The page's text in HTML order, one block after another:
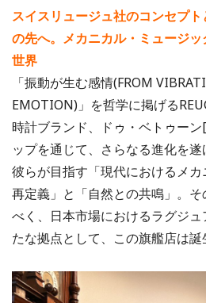
スイスリュージュ社のコンセプ
の先へ。メカニカル・ミュージ
世界
「振動が生む感情(FROM
EMOTION)」を哲学に掲げる
時計ブランド、ドゥ・ベトゥー
ップを通じて、さらなる進化を遂
彼らが目指す「現代におけるメ
再定義」と「自然との共鳴」。
べく、日本市場におけるラグジ
たな拠点として、この旗艦店は誕